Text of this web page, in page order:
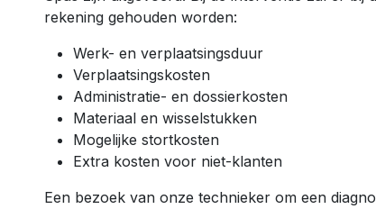
rekening gehouden worden:
Werk- en verplaatsingsduur
Verplaatsingskosten
Administratie- en dossierkosten
Materiaal en wisselstukken
Mogelijke stortkosten
Extra kosten voor niet-klanten
Een bezoek van onze technieker om een